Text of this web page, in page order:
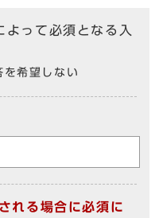
よって必須となる入
を希望しない
れる場合に必須に